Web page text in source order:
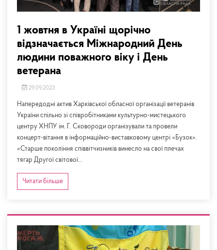
1 жовтня в Україні щорічно
відзначається Міжнародний День
людини поважного віку і День
ветерана
29.09.2023
Напередодні актив Харківської обласної організації ветеранів
України спільно зі співробітниками культурно-мистецького
центру ХНПУ ім. Г. Сковороди організували та провели
концерт-вітання в інформаційно-виставковому центрі «Бузок».
«Старше покоління співвітчизників винесло на свої плечах
тягар Другої світової...
Читати більше